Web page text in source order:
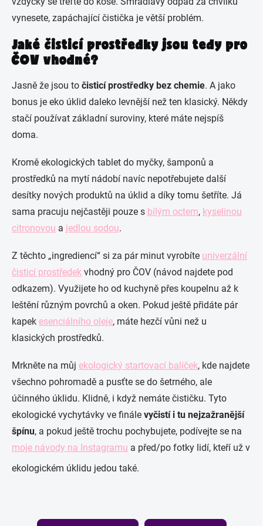
vynesete, zapáchající čistička je větší problém.
Jaké čisticí prostředky jsou tedy pro
ČOV vhodné?
Jasně že jsou to čisticí prostředky bez chemie. A jako
bonus je eko úklid daleko levnější než ten klasický. Někdy
stačí používat základní suroviny, které máte nejspíš
doma.
Kromě ekologických tablet do myčky, šamponů a
prostředků na mytí nádobí navíc nepotřebujete další
desítky nových produktů na úklid a díky tomu šetříte. Já
sama pracuju nejčastěji pouze s bílým octem, kyselinou
citronovou a jedlou sodou.
Z těchto „ingrediencí“ si za pár minut vyrobíte univerzální
čisticí prostředek vhodný pro ČOV (návod najdete pod
odkazem). Využijete ho od kuchyně přes koupelnu až k
leštění různým povrchů a oken. Pokud ještě přidáte pár
kapek esenciálního oleje, máte hezčí vůni než u
klasických prostředků.
Mrkněte na můj ekologický startovací balíček, kde najdete
všechno pohromadě a pusťte se do šetrného, ale
účinného úklidu. Klidně, i když nemáte čističku. Tyto
ekologické vychytávky ve finále vyčistí i tu nejzažranější
špínu, a pokud ještě trochu pochybujete, podívejte se na
moje návody na Instagramu a před/po fotky lidí, kteří už v
ekologickém úklidu jedou také.